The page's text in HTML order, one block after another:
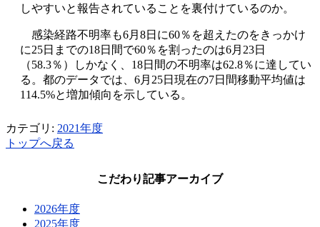
しやすいと報告されていることを裏付けているのか。
感染経路不明率も6月8日に60％を超えたのをきっかけ
に25日までの18日間で60％を割ったのは6月23日
（58.3％）しかなく、18日間の不明率は62.8％に達してい
る。都のデータでは、6月25日現在の7日間移動平均値は
114.5%と増加傾向を示している。
カテゴリ: 2021年度
トップへ戻る
こだわり記事アーカイブ
2026年度
2025年度